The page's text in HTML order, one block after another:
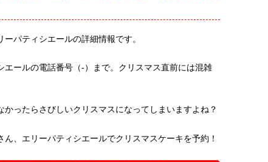
ーパティシエールの詳細情報です。
エールの電話番号（-）まで。クリスマス直前には混雑
ったらさびしいクリスマスになってしまいますよね？
、エリーパティシエールでクリスマスケーキを予約！